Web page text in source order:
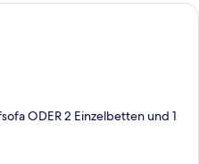
Grand-Suite | Hochwertige
ODER 2 Einzelbetten und 1